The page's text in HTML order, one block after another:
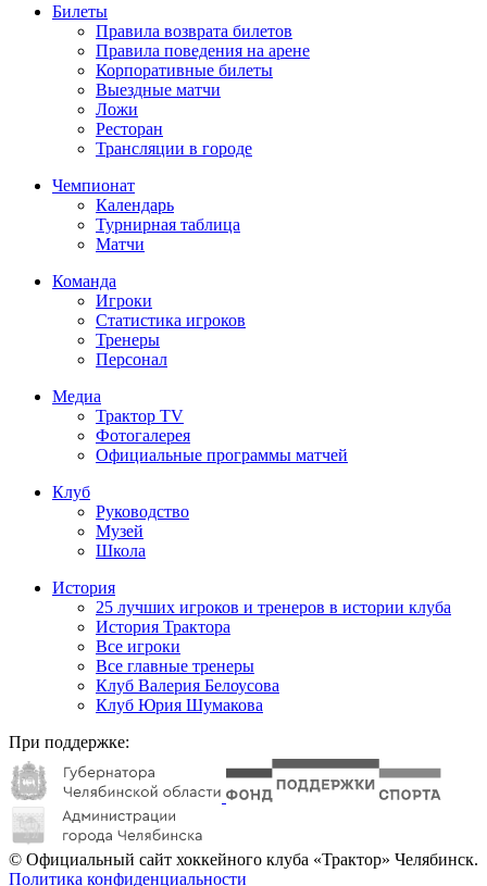
Билеты
Правила возврата билетов
Правила поведения на арене
Корпоративные билеты
Выездные матчи
Ложи
Ресторан
Трансляции в городе
Чемпионат
Календарь
Турнирная таблица
Матчи
Команда
Игроки
Статистика игроков
Тренеры
Персонал
Медиа
Трактор TV
Фотогалерея
Официальные программы матчей
Клуб
Руководство
Музей
Школа
История
25 лучших игроков и тренеров в истории клуба
История Трактора
Все игроки
Все главные тренеры
Клуб Валерия Белоусова
Клуб Юрия Шумакова
При поддержке:
© Официальный сайт хоккейного клуба «Трактор» Челябинск.
Политика конфиденциальности